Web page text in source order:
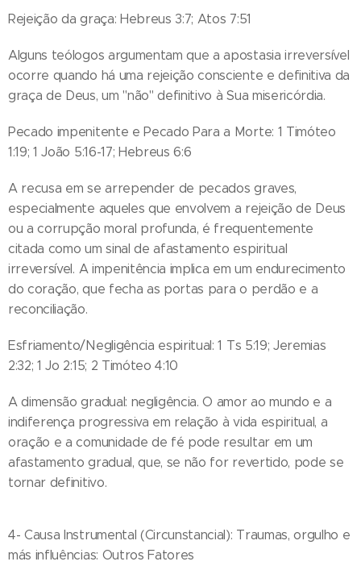
Rejeição da graça: Hebreus 3:7; Atos 7:51
Alguns teólogos argumentam que a apostasia irreversível
ocorre quando há uma rejeição consciente e definitiva da
graça de Deus, um "não" definitivo à Sua misericórdia.
Pecado impenitente e Pecado Para a Morte: 1 Timóteo
1:19; 1 João 5:16-17; Hebreus 6:6
A recusa em se arrepender de pecados graves,
especialmente aqueles que envolvem a rejeição de Deus
ou a corrupção moral profunda, é frequentemente
citada como um sinal de afastamento espiritual
irreversível. A impenitência implica em um endurecimento
do coração, que fecha as portas para o perdão e a
reconciliação.
Esfriamento/Negligência espiritual: 1 Ts 5:19; Jeremias
2:32; 1 Jo 2:15; 2 Timóteo 4:10
A dimensão gradual: negligência. O amor ao mundo e a
indiferença progressiva em relação à vida espiritual, a
oração e a comunidade de fé pode resultar em um
afastamento gradual, que, se não for revertido, pode se
tornar definitivo.
4- Causa Instrumental (Circunstancial): Traumas, orgulho e
más influências: Outros Fatores